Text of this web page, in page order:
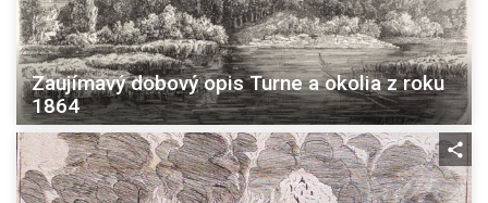
Zaujímavý dobový opis Turne a okolia z roku
1864